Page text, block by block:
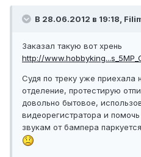
В 28.06.2012 в 19:18,
Заказал такую вот хрень
http://
Судя по треку уже приехала
отделение, протестирую
довольно бытовое,
видеорегистратора и
звукам от бампера